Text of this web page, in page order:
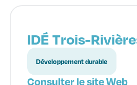
IDÉ Trois-
Développement durable
Consulter le site Web